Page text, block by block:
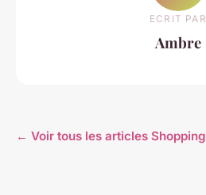
ECRIT PAR
Ambre
← Voir tous les articles Shopping